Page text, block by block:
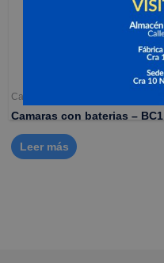
Camaras de seguridad
Camaras con baterias – BC1
Leer más